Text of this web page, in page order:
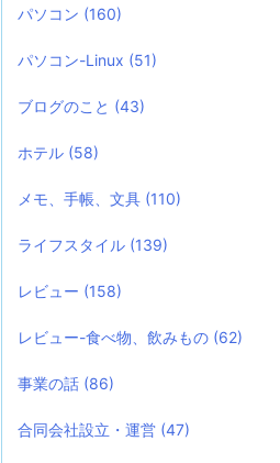
パソコン (160)
パソコン-Linux (51)
ブログのこと (43)
ホテル (58)
メモ、手帳、文具 (110)
ライフスタイル (139)
レビュー (158)
レビュー-食べ物、飲みもの (62)
事業の話 (86)
合同会社設立・運営 (47)